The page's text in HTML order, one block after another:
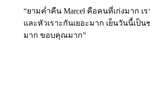
“ยามค่ำคืน Marcel คือคนที่เก่งมาก เร
และหัวเราะกันเยอะมาก เย็นวันนี้เป็น
มาก ขอบคุณมาก”